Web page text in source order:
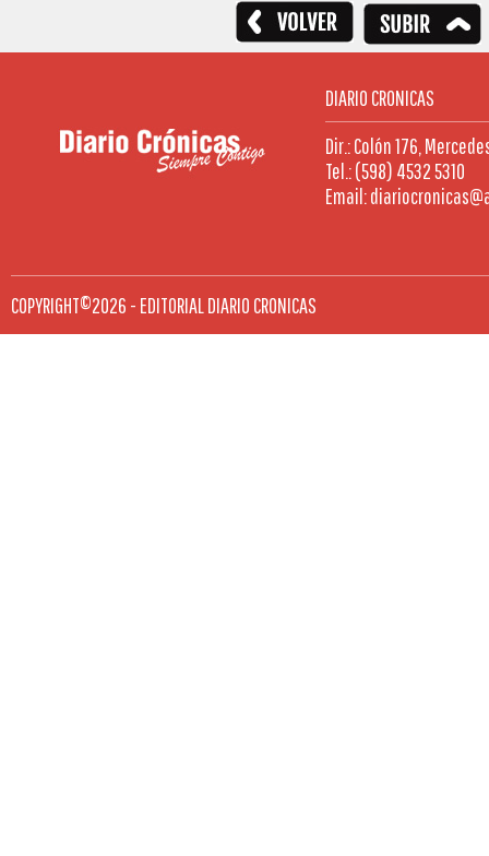
DIARIO CRONICAS
Dir.: Colón 176,
Tel.: (598) 4532 5310
Email:
COPYRIGHT©2026 - EDITORIAL DIARIO CRONICAS